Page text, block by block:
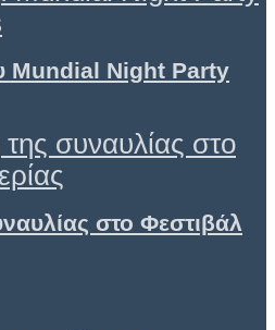
Mundial Night Party
στο Φεστιβάλ